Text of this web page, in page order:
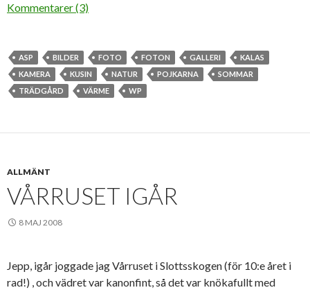
Kommentarer (3)
ASP BILDER FOTO FOTON GALLERI
KALAS
KAMERA
KUSIN NATUR POJKARNA
SOMMAR
TRÄDGÅRD
VÄRME WP
ALLMÄNT
VÅRRUSET IGÅR
8 MAJ 2008
Jepp, igår joggade jag Vårruset i Slottsskogen (för 10:e året i
rad!) , och vädret var kanonfint, så det var knökafullt med